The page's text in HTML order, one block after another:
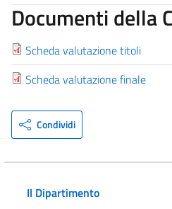
Documenti della
Scheda valutazione titoli
Scheda valutazione finale
Condividi
Il Dipartimento